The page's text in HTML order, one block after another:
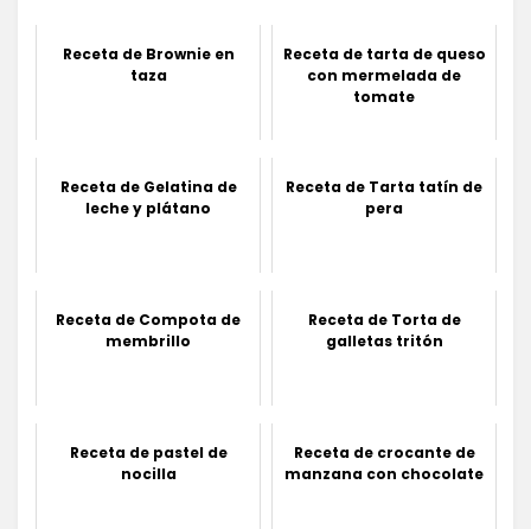
Receta de Brownie en
taza
Receta de tarta de queso
con mermelada de
tomate
Receta de Gelatina de
leche y plátano
Receta de Tarta tatín de
pera
Receta de Compota de
membrillo
Receta de Torta de
galletas tritón
Receta de pastel de
nocilla
Receta de crocante de
manzana con chocolate